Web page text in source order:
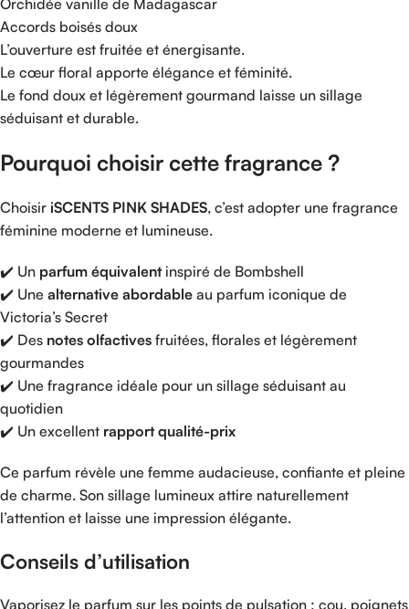
Accords boisés doux
L’ouverture est fruitée et énergisante.
Le cœur floral apporte élégance et féminité.
Le fond doux et légèrement gourmand laisse un sillage
séduisant et durable.
Pourquoi choisir cette fragrance ?
Choisir iSCENTS PINK SHADES, c’est adopter une fragrance
féminine moderne et lumineuse.
✔️ Un parfum équivalent inspiré de Bombshell
✔️ Une alternative abordable au parfum iconique de
Victoria’s Secret
✔️ Des notes olfactives fruitées, florales et légèrement
gourmandes
✔️ Une fragrance idéale pour un sillage séduisant au
quotidien
✔️ Un excellent rapportqualité-prix
Ce parfum révèle une femme audacieuse, confiante et pleine
de charme. Son sillage lumineux attire naturellement
l’attention et laisse une impression élégante.
Conseils d’utilisation
Vaporisez le parfum sur les points de pulsation : cou, poignets